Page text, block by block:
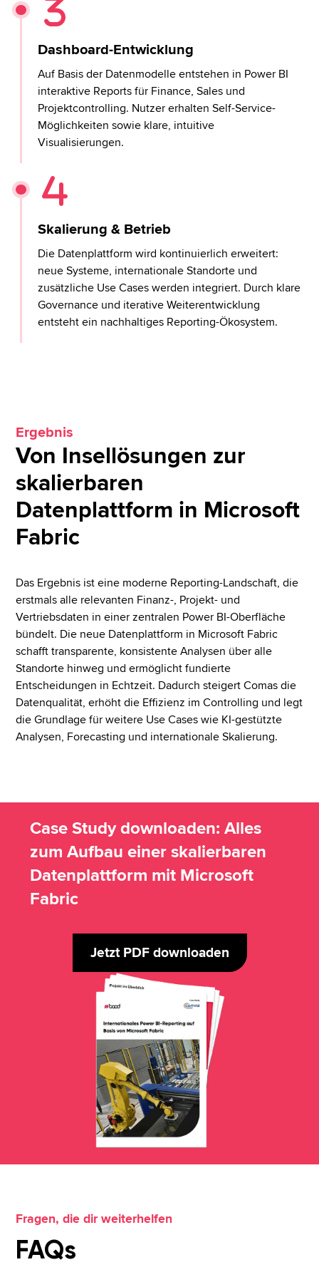
Dashboard-Entwicklung
Auf Basis der Datenmodelle entstehen in Power BI
interaktive Reports für Finance, Sales und
Projektcontrolling. Nutzer erhalten Self-Service-
Möglichkeiten sowie klare, intuitive
Visualisierungen.
Skalierung & Betrieb
Die Datenplattform wird kontinuierlich erweitert:
neue Systeme, internationale Standorte und
zusätzliche Use Cases werden integriert. Durch klare
Governance und iterative Weiterentwicklung
entsteht ein nachhaltiges Reporting-Ökosystem.
Ergebnis
Von Insellösungen zur
skalierbaren
Datenplattform in Microsoft
Fabric
Das Ergebnis ist eine moderne Reporting-Landschaft, die
erstmals alle relevanten Finanz-, Projekt- und
Vertriebsdaten in einer zentralen Power BI-Oberfläche
bündelt. Die neue Datenplattform in Microsoft Fabric
schafft transparente, konsistente Analysen über alle
Standorte hinweg und ermöglicht fundierte
Entscheidungen in Echtzeit. Dadurch steigert Comas die
Datenqualität, erhöht die Effizienz im Controlling und legt
die Grundlage für weitere Use Cases wie KI-gestützte
Analysen, Forecasting und internationale Skalierung.
Case Study downloaden: Alles
zum Aufbau einer skalierbaren
Datenplattform mit Microsoft
Fabric
Jetzt PDF downloaden
Fragen, die dir weiterhelfen
FAQs